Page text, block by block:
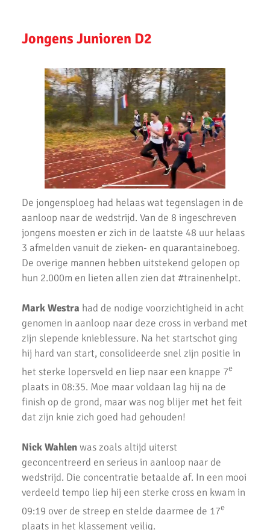
Geweldige crosscompetitie bij AKU
loopevenement
AKU pupillen in topvorm tijdens finale.
AKU atleten net naast podium op Nationale Kampioenschappen.
Gerrit Vos Bokaal 2019
Topresultaten tijdens een zonnige thuiswedstrijd voor de AKU
Junioren
Prachtige prestaties op 2e competitiedag CD Atletiek.
Vele persoonlijke records verbroken bij pupillencompetitie AKU
AKU A2 Presteert Goed bij 1e Meerkamp 2019
Succesvolle eerste meerkamp 2019
Eerste Wedstrijd CD Junioren Competitie
Cross Competitie Finale 2019
AKU pupillen succesvol bij indoorwedstrijd.
Cross bij AKU Weer Een Groot Succes
Zonnige en sportieve Clubkampioenschappen 2018 bij AKU
Pinkstermeerkamp
2e Baancompetitie A-Junioren
Regio Finale Cross Competitie
Jongens Junioren D2
De jongensploeg had helaas wat tegenslagen in de
aanloop naar de wedstrijd. Van de 8 ingeschreven
jongens moesten er zich in de laatste 48 uur helaas
3 afmelden vanuit de zieken- en quarantaineboeg.
De overige mannen hebben uitstekend gelopen op
hun 2.000m en lieten allen zien dat #trainenhelpt.
Mark Westra had de nodige voorzichtigheid in acht
genomen in aanloop naar deze cross in verband met
zijn slepende knieblessure. Na het startschot ging
hij hard van start, consolideerde snel zijn positie in
het sterke lopersveld en liep naar een knappe 7e
plaats in 08:35. Moe maar voldaan lag hij na de
finish op de grond, maar was nog blijer met het feit
dat zijn knie zich goed had gehouden!
Nick Wahlenwas zoals altijd uiterst
geconcentreerd en serieus in aanloop naar de
wedstrijd. Die concentratie betaalde af. In een mooi
verdeeld tempo liep hij een sterke cross en kwam in
09:19 over de streep en stelde daarmee de 17e
plaats in het klassement veilig.